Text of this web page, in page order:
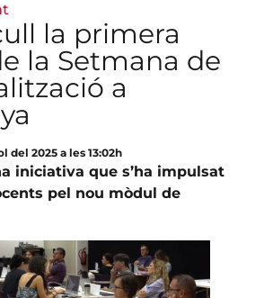
la primera
la Setmana de
a
del 2025 a les 13:02h
iniciativa que s’ha impulsat
pel nou mòdul de